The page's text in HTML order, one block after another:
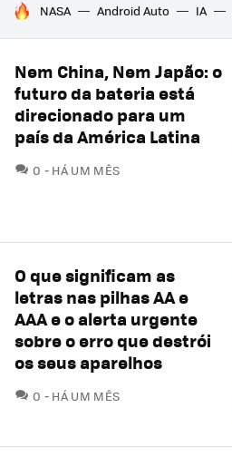
TENDÊNCIAS DO DIA
NASA Android Auto IA
Nem China, Nem Japão: o
futuro da bateria está
direcionado para um
país da América Latina
0 COMENTÁRIOS
HÁ UM MÊS
O que significam as
letras nas pilhas AA e
AAA e o alerta urgente
sobre o erro que destrói
os seus aparelhos
0 COMENTÁRIOS
HÁ UM MÊS